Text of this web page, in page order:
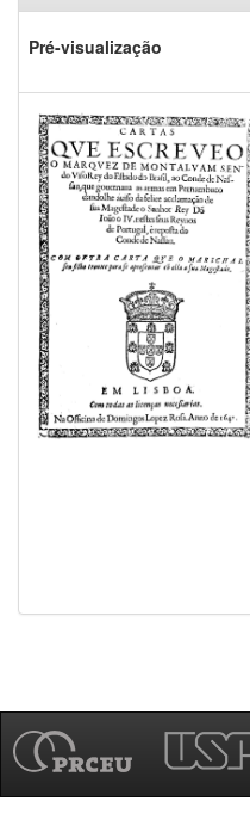
Pré-visualização